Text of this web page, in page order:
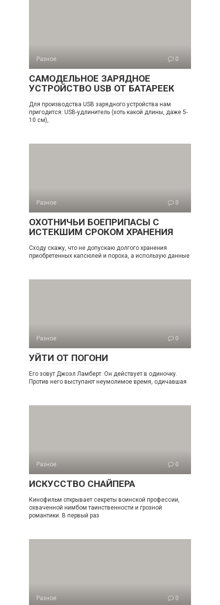
Разное 0
САМОДЕЛЬНОЕ ЗАРЯДНОЕ
УСТРОЙСТВО USB ОТ БАТАРЕЕК
Для производства USB зарядного устройства нам
пригодится: USB-удлинитель (хоть какой длины, даже 5-
10 см),
Разное 0
ОХОТНИЧЬИ БОЕПРИПАСЫ С
ИСТЕКШИМ СРОКОМ ХРАНЕНИЯ
Сходу скажу, что не допускаю долгого хранения
приобретенных капсюлей и пороха, а использую данные
Разное 0
УЙТИ ОТ ПОГОНИ
Его зовут Джоэл Ламберт. Он действует в одиночку.
Против него выступают неумолимое время, одичавшая
Разное 0
ИСКУССТВО СНАЙПЕРА
Кинофильм открывает секреты воинской профессии,
охваченной нимбом таинственности и грозной
романтики. В первый раз
Разное 0